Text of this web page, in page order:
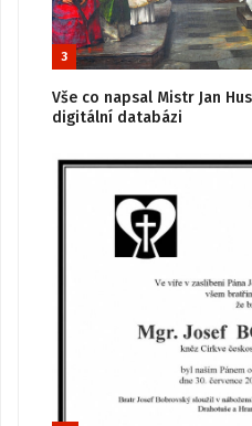
3
Vše co napsal Mistr Jan
digitální databázi